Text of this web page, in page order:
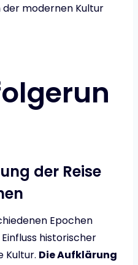
der modernen Kultur
der Reise
Epochen
historischer
Kultur. Die Aufklärung